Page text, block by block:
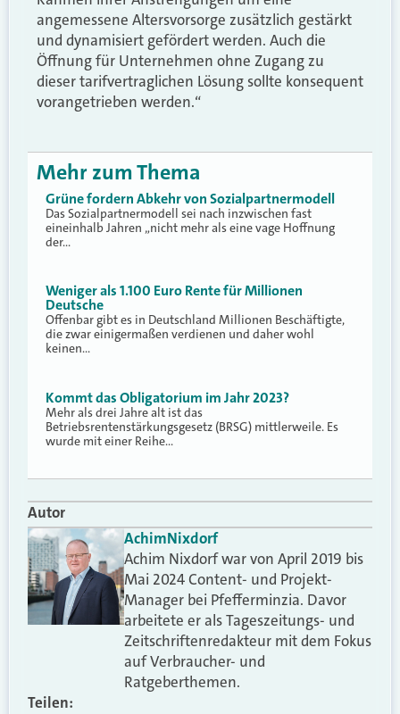
angemessene Altersvorsorge zusätzlich gestärkt
und dynamisiert gefördert werden. Auch die
Öffnung für Unternehmen ohne Zugang zu
dieser tarifvertraglichen Lösung sollte konsequent
vorangetrieben werden.“
Mehr zum Thema
Grüne fordern Abkehr von Sozialpartnermodell
Das Sozialpartnermodell sei nach inzwischen fast
eineinhalb Jahren „nicht mehr als eine vage Hoffnung
der…
Weniger als 1.100 Euro Rente für Millionen
Deutsche
Offenbar gibt es in Deutschland Millionen Beschäftigte,
die zwar einigermaßen verdienen und daher wohl
keinen…
Kommt das Obligatorium im Jahr 2023?
Mehr als drei Jahre alt ist das
Betriebsrentenstärkungsgesetz (BRSG) mittlerweile. Es
wurde mit einer Reihe…
Autor
AchimNixdorf
Achim Nixdorf war von April 2019 bis
Mai 2024 Content- und Projekt-
Manager bei Pfefferminzia. Davor
arbeitete er als Tageszeitungs- und
Zeitschriftenredakteur mit dem Fokus
auf Verbraucher- und
Ratgeberthemen.
Teilen: